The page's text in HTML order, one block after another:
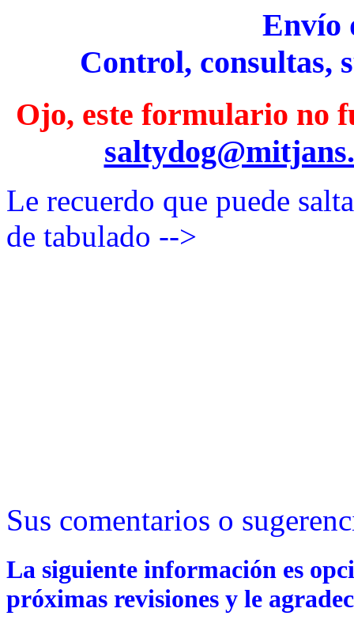
Envío
Control, consultas,
Ojo, este formulario no
Le recuerdo que puede
de tabulado -->
Sus comentarios o
La siguiente información es
próximas revisiones y le